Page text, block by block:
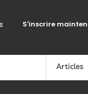
S'inscrire
Articles